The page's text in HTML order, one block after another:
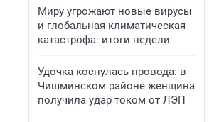
Миру угрожают новые вирусы
и глобальная климатическая
катастрофа: итоги недели
Удочка коснулась провода: в
Чишминском районе женщина
получила удар током от ЛЭП